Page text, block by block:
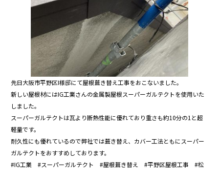
先日大阪市平野区I様邸にて屋根葺き替え工事をおこないました。
新しい屋根材にはIG工業さんの金属製屋根スーパーガルテクトを使用いた
しました。
スーパーガルテクトは瓦より断熱性能に優れており重さも約10分の1と超
軽量です。
耐久性にも優れているので弊社では葺き替え、カバー工法ともにスーパー
ガルテクトをおすすめしております。
#IG工業 #スーパーガルテクト #屋根葺き替え #平野区屋根工事 #松